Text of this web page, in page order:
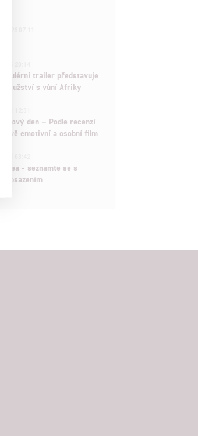
trailer představuje
s vůní Afriky
12:31
nový den – Podle recenzí
emotivní a osobní film
- seznamte se s
obsazením